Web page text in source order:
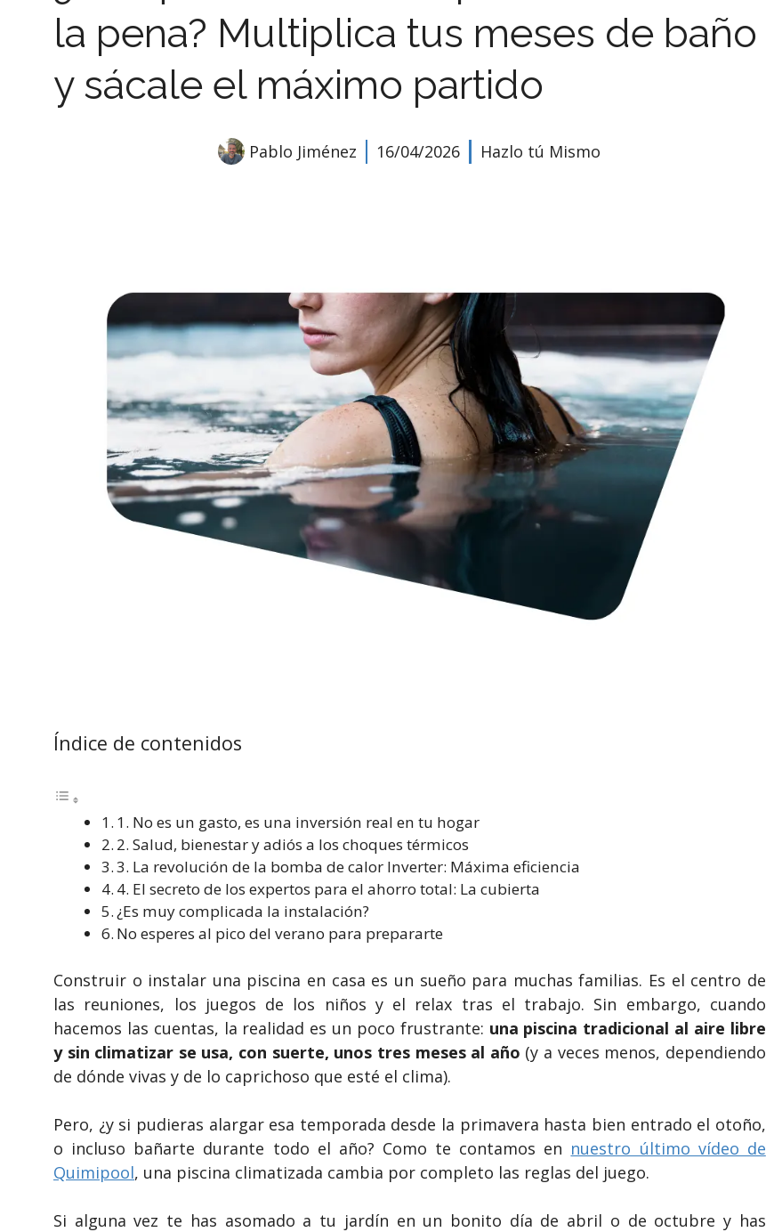
la pena? Multiplica tus meses de baño
y sácale el máximo partido
Pablo Jiménez 16/04/2026 Hazlo tú Mismo
Índice de contenidos
1. No es un gasto, es una inversión real en tu hogar
2. Salud, bienestar y adiós a los choques térmicos
3. La revolución de la bomba de calor Inverter: Máxima eficiencia
4. El secreto de los expertos para el ahorro total: La cubierta
¿Es muy complicada la instalación?
No esperes al pico del verano para prepararte
Construir o instalar una piscina en casa es un sueño para muchas familias. Es el centro de
las reuniones, los juegos de los niños y el relax tras el trabajo. Sin embargo, cuando
hacemos las cuentas, la realidad es un poco frustrante: una piscina tradicional al aire libre
y sin climatizar se usa, con suerte, unos tres meses al año (y a veces menos, dependiendo
de dónde vivas y de lo caprichoso que esté el clima).
Pero, ¿y si pudieras alargar esa temporada desde la primavera hasta bien entrado el otoño,
o incluso bañarte durante todo el año? Como te contamos en nuestro último vídeo de
Quimipool, una piscina climatizada cambia por completo las reglas del juego.
Si alguna vez te has asomado a tu jardín en un bonito día de abril o de octubre y has